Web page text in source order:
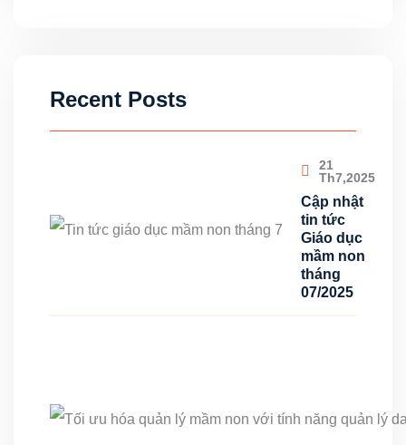
Recent Posts
21
Th7,2025
Cập nhật
tin tức
Giáo dục
mầm non
tháng
07/2025